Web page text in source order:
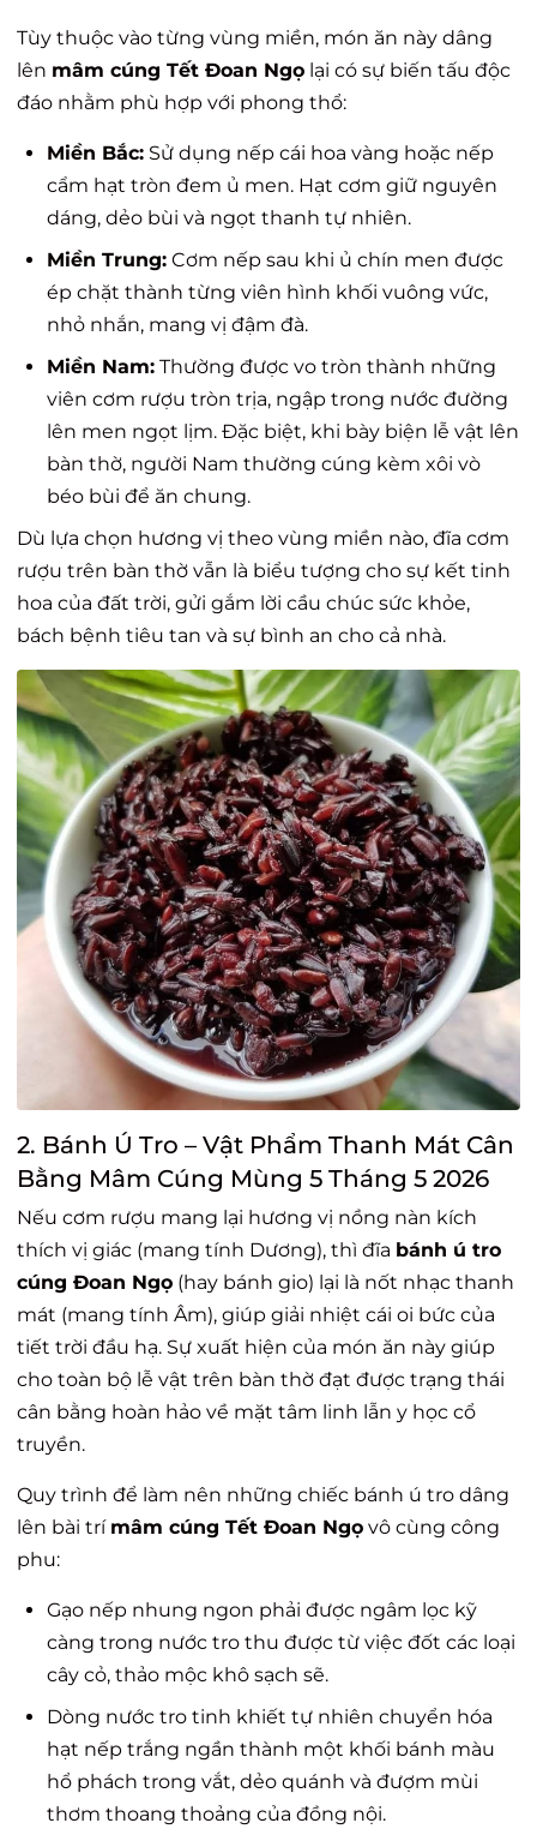
Tùy thuộc vào từng vùng miền, món ăn này dâng
lên mâm cúng Tết Đoan Ngọ lại có sự biến tấu độc
đáo nhằm phù hợp với phong thổ:
Miền Bắc: Sử dụng nếp cái hoa vàng hoặc nếp
cẩm hạt tròn đem ủ men. Hạt cơm giữ nguyên
dáng, dẻo bùi và ngọt thanh tự nhiên.
Miền Trung: Cơm nếp sau khi ủ chín men được
ép chặt thành từng viên hình khối vuông vức,
nhỏ nhắn, mang vị đậm đà.
Miền Nam: Thường được vo tròn thành những
viên cơm rượu tròn trịa, ngập trong nước đường
lên men ngọt lịm. Đặc biệt, khi bày biện lễ vật lên
bàn thờ, người Nam thường cúng kèm xôi vò
béo bùi để ăn chung.
Dù lựa chọn hương vị theo vùng miền nào, đĩa cơm
rượu trên bàn thờ vẫn là biểu tượng cho sự kết tinh
hoa của đất trời, gửi gắm lời cầu chúc sức khỏe,
bách bệnh tiêu tan và sự bình an cho cả nhà.
2. Bánh Ú Tro – Vật Phẩm Thanh Mát Cân
Bằng Mâm Cúng Mùng 5 Tháng 5 2026
Nếu cơm rượu mang lại hương vị nồng nàn kích
thích vị giác (mang tính Dương), thì đĩa bánh ú tro
cúng Đoan Ngọ (hay bánh gio) lại là nốt nhạc thanh
mát (mang tính Âm), giúp giải nhiệt cái oi bức của
tiết trời đầu hạ. Sự xuất hiện của món ăn này giúp
cho toàn bộ lễ vật trên bàn thờ đạt được trạng thái
cân bằng hoàn hảo về mặt tâm linh lẫn y học cổ
truyền.
Quy trình để làm nên những chiếc bánh ú tro dâng
lên bài trí mâm cúng Tết Đoan Ngọ vô cùng công
phu:
Gạo nếp nhung ngon phải được ngâm lọc kỹ
càng trong nước tro thu được từ việc đốt các loại
cây cỏ, thảo mộc khô sạch sẽ.
Dòng nước tro tinh khiết tự nhiên chuyển hóa
hạt nếp trắng ngần thành một khối bánh màu
hổ phách trong vắt, dẻo quánh và đượm mùi
thơm thoang thoảng của đồng nội.